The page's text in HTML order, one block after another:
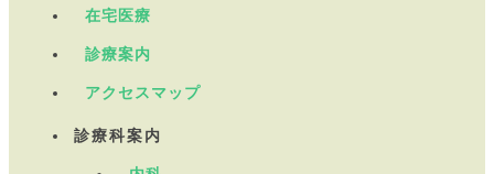
在宅医療
診療案内
アクセスマップ
診療科案内